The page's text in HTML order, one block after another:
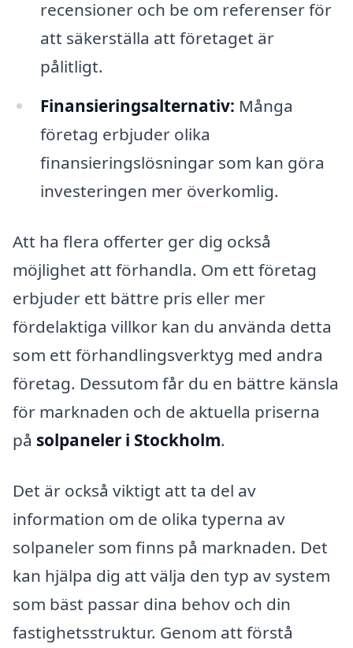
recensioner och be om referenser för
att säkerställa att företaget är
pålitligt.
Finansieringsalternativ: Många
företag erbjuder olika
finansieringslösningar som kan göra
investeringen mer överkomlig.
Att ha flera offerter ger dig också
möjlighet att förhandla. Om ett företag
erbjuder ett bättre pris eller mer
fördelaktiga villkor kan du använda detta
som ett förhandlingsverktyg med andra
företag. Dessutom får du en bättre känsla
för marknaden och de aktuella priserna
på solpaneler i Stockholm.
Det är också viktigt att ta del av
information om de olika typerna av
solpaneler som finns på marknaden. Det
kan hjälpa dig att välja den typ av system
som bäst passar dina behov och din
fastighetsstruktur. Genom att förstå